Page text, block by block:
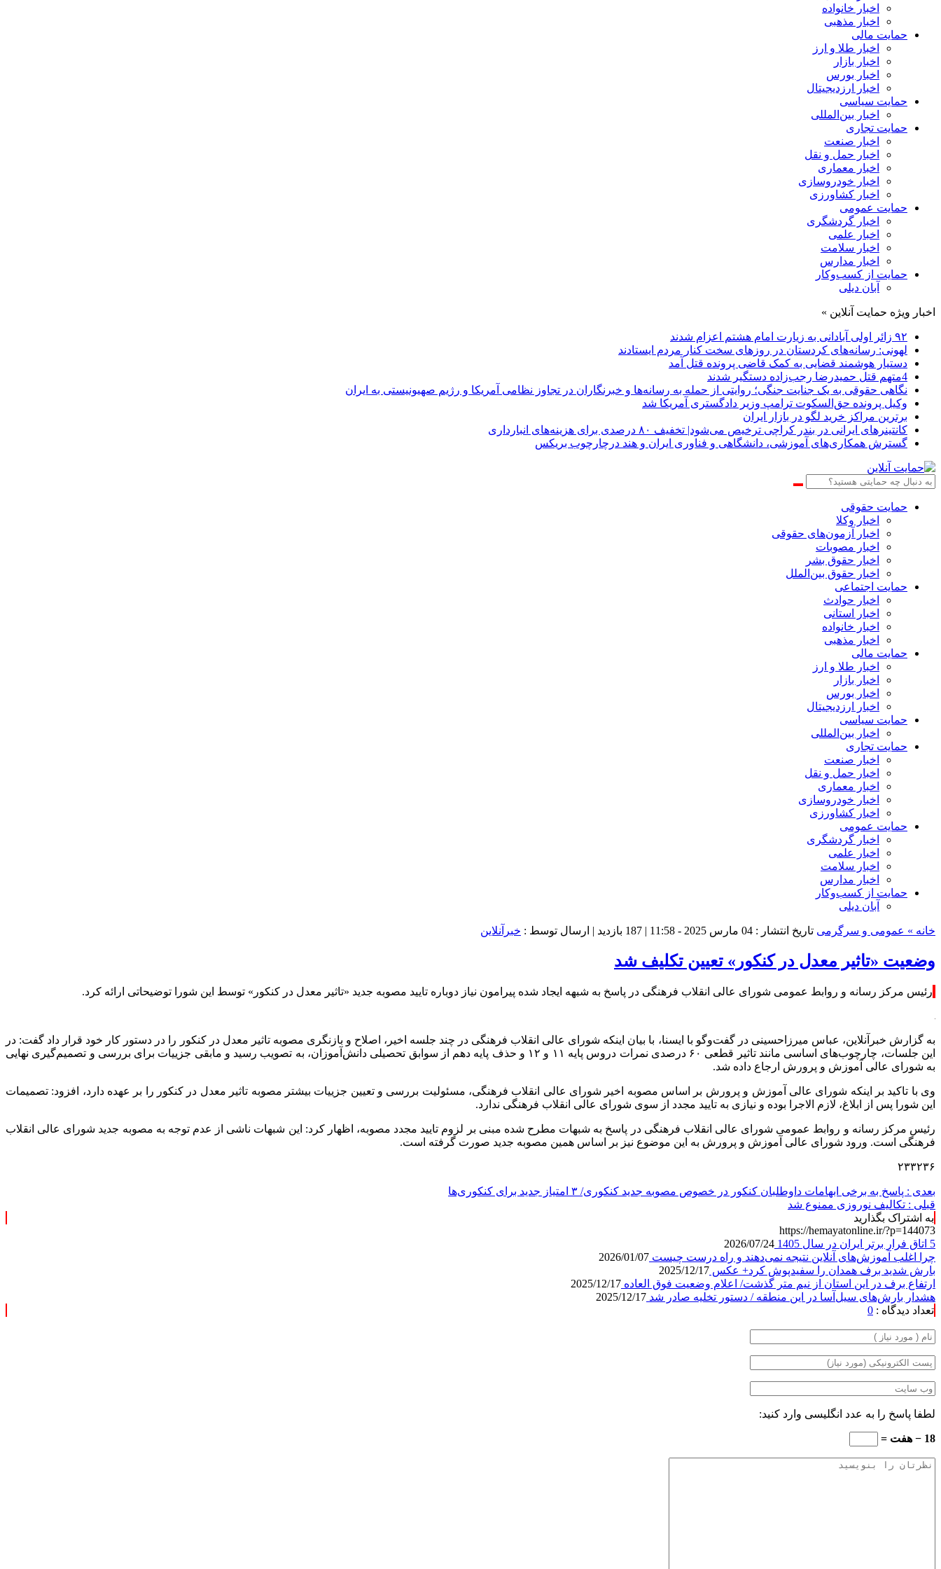
اخبار خانواده
اخبار مذهبی
حمایت مالی
اخبار طلا و ارز
اخبار بازار
اخبار بورس
اخبار ارزدیجیتال
حمایت سیاسی
اخبار بین‌المللی
حمایت تجاری
اخبار صنعت
اخبار حمل و نقل
اخبار معماری
اخبار خودروسازی
اخبار کشاورزی
حمایت عمومی
اخبار گردشگری
اخبار علمی
اخبار سلامت
اخبار مدارس
حمایت از کسب‌وکار
آبان دیلی
اخبار ویژه حمایت آنلاین »
۹۲ زائر اولی آبادانی به زیارت امام هشتم اعزام شدند
لهونی: رسانه‌های کردستان در روزهای سخت کنار مردم ایستادند
دستیار هوشمند قضایی به کمک قاضی پرونده قتل آمد
4متهم قتل حمیدرضا رجب‌زاده دستگیر شدند
نگاهی حقوقی به یک جنایت جنگی؛ روایتی از حمله به رسانه‌ها و خبرنگاران در تجاوز نظامی آمریکا و رژیم صهیونیستی به ایران
وکیل پرونده حق‌السکوت ترامپ وزیر دادگستری آمریکا شد
برترین مراکز خرید لگو در بازار ایران
کانتینرهای ایرانی در بندر کراچی ترخیص می‌شود| تخفیف ۸۰ درصدی برای هزینه‌های انبارداری
گسترش همکاری‌های آموزشی، دانشگاهی و فناوری ایران و هند درچارچوب بریکس
حمایت حقوقی
اخبار وکلا
اخبار آزمون‌های حقوقی
اخبار مصوبات
اخبار حقوق بشر
اخبار حقوق بین‌الملل
حمایت اجتماعی
اخبار حوادث
اخبار استانی
اخبار خانواده
اخبار مذهبی
حمایت مالی
اخبار طلا و ارز
اخبار بازار
اخبار بورس
اخبار ارزدیجیتال
حمایت سیاسی
اخبار بین‌المللی
حمایت تجاری
اخبار صنعت
اخبار حمل و نقل
اخبار معماری
اخبار خودروسازی
اخبار کشاورزی
حمایت عمومی
اخبار گردشگری
اخبار علمی
اخبار سلامت
اخبار مدارس
حمایت از کسب‌وکار
آبان دیلی
خانه » عمومی و سرگرمی تاریخ انتشار : 04 مارس 2025 - 11:58 | 187 بازدید | ارسال توسط : خبرآنلاین
وضعیت «تاثیر معدل در کنکور» تعیین تکلیف شد
رئیس مرکز رسانه و روابط عمومی شورای عالی انقلاب فرهنگی در پاسخ به شبهه ایجاد شده پیرامون نیاز دوباره تایید مصوبه جدید «تاثیر معدل در کنکور» توسط این شورا توضیحاتی ارائه کرد.
به گزارش خبرآنلاین، عباس میرزاحسینی در گفت‌وگو با ایسنا، با بیان اینکه شورای عالی انقلاب فرهنگی در چند جلسه اخیر، اصلاح و بازنگری مصوبه تاثیر معدل در کنکور را در دستور کار خود قرار داد گفت: در
این جلسات، چارچوب‌های اساسی مانند تاثیر قطعی ۶۰ درصدی نمرات دروس پایه ۱۱ و ۱۲ و حذف پایه دهم از سوابق تحصیلی دانش‌آموزان، به تصویب رسید و مابقی جزییات برای بررسی و تصمیم‌گیری نهایی
به شورای عالی آموزش و پرورش ارجاع داده شد.
وی با تاکید بر اینکه شورای عالی آموزش و پرورش بر اساس مصوبه اخیر شورای عالی انقلاب فرهنگی، مسئولیت بررسی و تعیین جزییات بیشتر مصوبه تاثیر معدل در کنکور را بر عهده دارد، افزود: تصمیمات
این شورا پس از ابلاغ، لازم الاجرا بوده و نیازی به تایید مجدد از سوی شورای عالی انقلاب فرهنگی ندارد.
رئیس مرکز رسانه و روابط عمومی شورای عالی انقلاب فرهنگی در پاسخ به شبهات مطرح شده مبنی بر لزوم تایید مجدد مصوبه، اظهار کرد: این شبهات ناشی از عدم توجه به مصوبه جدید شورای عالی انقلاب
فرهنگی است. ورود شورای عالی آموزش و پرورش به این موضوع نیز بر اساس همین مصوبه جدید صورت گرفته است.
۲۳۳۲۳۶
بعدی : پاسخ به برخی ابهامات داوطلبان کنکور در خصوص مصوبه جدید کنکوری/ ۳ امتیاز جدید برای کنکوری‌ها
قبلی : تکالیف نوروزی ممنوع شد
به اشتراک بگذارید
https://hemayatonline.ir/?p=144073
5 اتاق فرار برتر ایران در سال 1405
2026/07/24
چرا اغلب آموزش‌های آنلاین نتیجه نمی‌دهند و راه درست چیست 2026/01/07
بارش شدید برف همدان را سفیدپوش کرد+ عکس 2025/12/17
ارتفاع برف در این استان از نیم متر گذشت/ اعلام وضعیت فوق العاده 2025/12/17
هشدار بارش‌های سیل‌آسا در این منطقه / دستور تخلیه صادر شد 2025/12/17
تعداد دیدگاه : 0
لطفا پاسخ را به عدد انگلیسی وارد کنید:
18 − هفت =